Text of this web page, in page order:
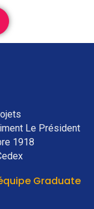
Le Président
1918
Graduate